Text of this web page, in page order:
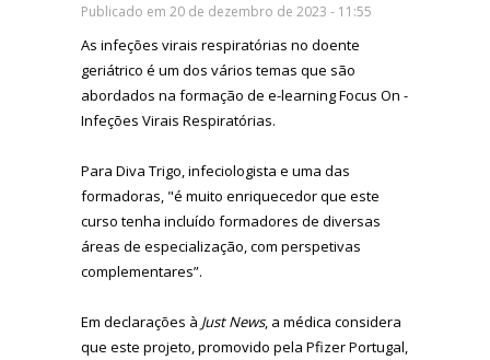
Publicado em 20 de dezembro de 2023 - 11:55
As infeções virais respiratórias no doente
geriátrico é um dos vários temas que são
abordados na formação de e-learning Focus On -
Infeções Virais Respiratórias.
Para Diva Trigo, infeciologista e uma das
formadoras, "é muito enriquecedor que este
curso tenha incluído formadores de diversas
áreas de especialização, com perspetivas
complementares”.
Em declarações à Just News, a médica considera
que este projeto, promovido pela Pfizer Portugal,